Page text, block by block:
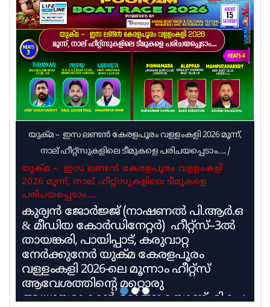
ചെയ്തിരുന്നില്ലെന്നുമാണ് വിദ്യാഭ്യാസ നല്‍കുന്ന
വിശദീകരണം. യുഡിഎഫ് സര്‍ക്കാരും പ്രമോഷന്‍
നടത്തുന്ന നടപടിക്രമം പൂര്‍ത്തിയാക്കിയിട്ടില്ല.
ഇതുമായി ബന്ധപ്പെട്ട നടപടി
പുരോഗമിക്കുന്നുവെന്നാണ് വിദ്യാഭ്യാസ വകുപ്പില്‍
നിന്ന് ലഭിക്കുന്ന വിവരം
യുക്മ – ഇസ ലണ്ടൻ കേരളപൂരം വളളംകളി 2026 മൂന്ന്,
നാല് ഹീറ്റ്സുകളിലെ ടീമുകളെ പരിചയപ്പെടാം…. /
യുക്മ – ഇസ ലണ്ടൻ കേരളപൂരം വളളംകളി
2026 മൂന്ന്, നാല് ഹീറ്റ്സുകളിലെ ടീമുകളെ
പരിചയപ്പെടാം….
കുര്യൻ ജോർജ്ജ് (നാഷണൽ പി.ആർ.ഒ
& മീഡിയ കോർഡിനേറ്റർ) ഹീറ്റ്സ്–3ൽ
തായങ്കരി, പായിപ്പാട്, കരുവാറ്റ
നേർക്കുനേർ യുക്മ കേരളപൂരം
വള്ളംകളി 2026-ലെ മൂന്നാം ഹീറ്റ്സ്
ആവേശത്തിന്റെ മറ്റൊരു
അധ്യായമാകാൻ ഒരുങ്ങുകയാണ്. മികച്ച